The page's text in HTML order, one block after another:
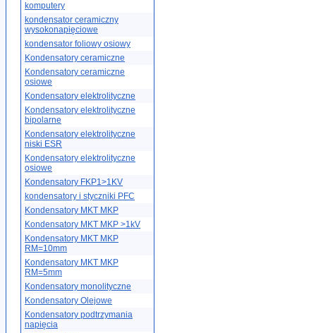
komputery
kondensator ceramiczny
wysokonapięciowe
kondensator foliowy osiowy
Kondensatory ceramiczne
Kondensatory ceramiczne
osiowe
Kondensatory elektrolityczne
Kondensatory elektrolityczne
bipolarne
Kondensatory elektrolityczne
niski ESR
Kondensatory elektrolityczne
osiowe
Kondensatory FKP1>1KV
kondensatory i styczniki PFC
Kondensatory MKT MKP
Kondensatory MKT MKP >1kV
Kondensatory MKT MKP
RM=10mm
Kondensatory MKT MKP
RM=5mm
Kondensatory monolityczne
Kondensatory Olejowe
Kondensatory podtrzymania
napięcia